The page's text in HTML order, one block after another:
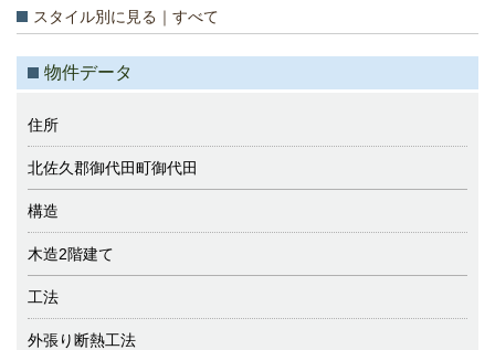
スタイル別に見る｜すべて
物件データ
住所
北佐久郡御代田町御代田
構造
木造2階建て
工法
外張り断熱工法